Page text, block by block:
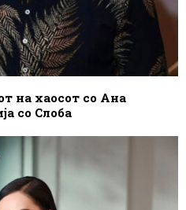
на хаосот со Ана
со Слоба